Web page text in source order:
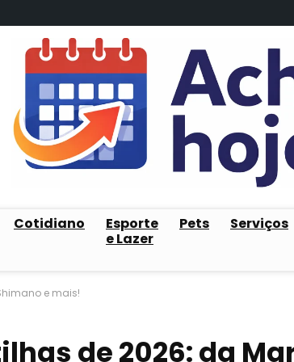
Cotidiano
Esporte
e Lazer
Pets Serviços
e mais!
de 2026: da